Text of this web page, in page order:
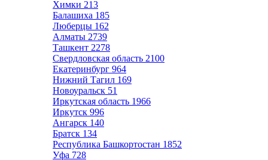
Химки 213
Балашиха 185
Люберцы 162
Алматы 2739
Ташкент 2278
Свердловская область 2100
Екатеринбург 964
Нижний Тагил 169
Новоуральск 51
Иркутская область 1966
Иркутск 996
Ангарск 140
Братск 134
Республика Башкортостан 1852
Уфа 728